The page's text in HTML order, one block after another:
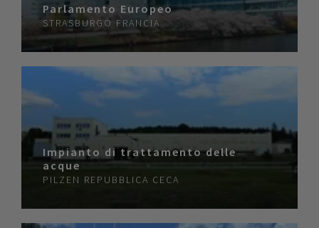
Parlamento Europeo
STRASBURGO FRANCIA
Impianto di trattamento delle
acque
PILZEN REPUBBLICA CECA